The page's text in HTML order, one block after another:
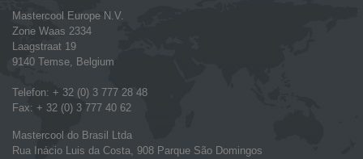
Mastercool Europe N.V.
Zone Waas 2334
Laagstraat 19
9140 Temse, Belgium
Telefon: + 32 (0) 3 777 28 48
Fax: + 32 (0) 3 777 40 62
Mastercool do Brasil Ltda
Rua Inácio Luis da Costa, 908 Parque São Domingos